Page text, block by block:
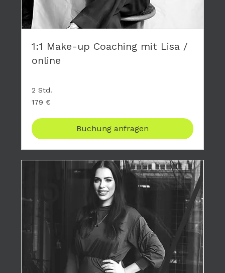
1:1 Make-up Coaching mit Lisa /
online
2 Std.
Euro
179 €
Buchung anfragen